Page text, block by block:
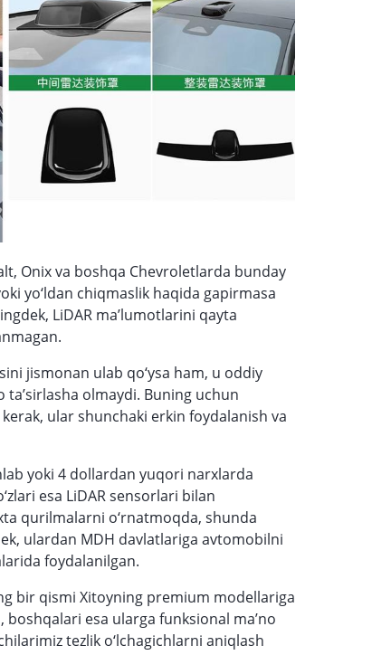
Onix va boshqa Chevroletlarda bunday
yo‘ldan chiqmaslik haqida gapirmasa
LiDAR ma’lumotlarini qayta
jismonan ulab qo‘ysa ham, u oddiy
olmaydi. Buning uchun
ular shunchaki erkin foydalanish va
yoki 4 dollardan yuqori narxlarda
esa LiDAR sensorlari bilan
qurilmalarni o‘rnatmoqda, shunda
ulardan MDH davlatlariga avtomobilni
foydalanilgan.
bir qismi Xitoyning premium modellariga
esa ularga funksional ma’no
tezlik o‘lchagichlarni aniqlash